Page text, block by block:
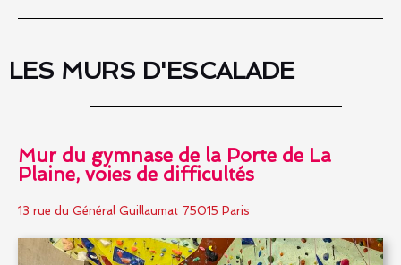
LES MURS D'ESCALADE
Mur du gymnase de la Porte de La
Plaine, voies de difficultés
13 rue du Général Guillaumat 75015 Paris